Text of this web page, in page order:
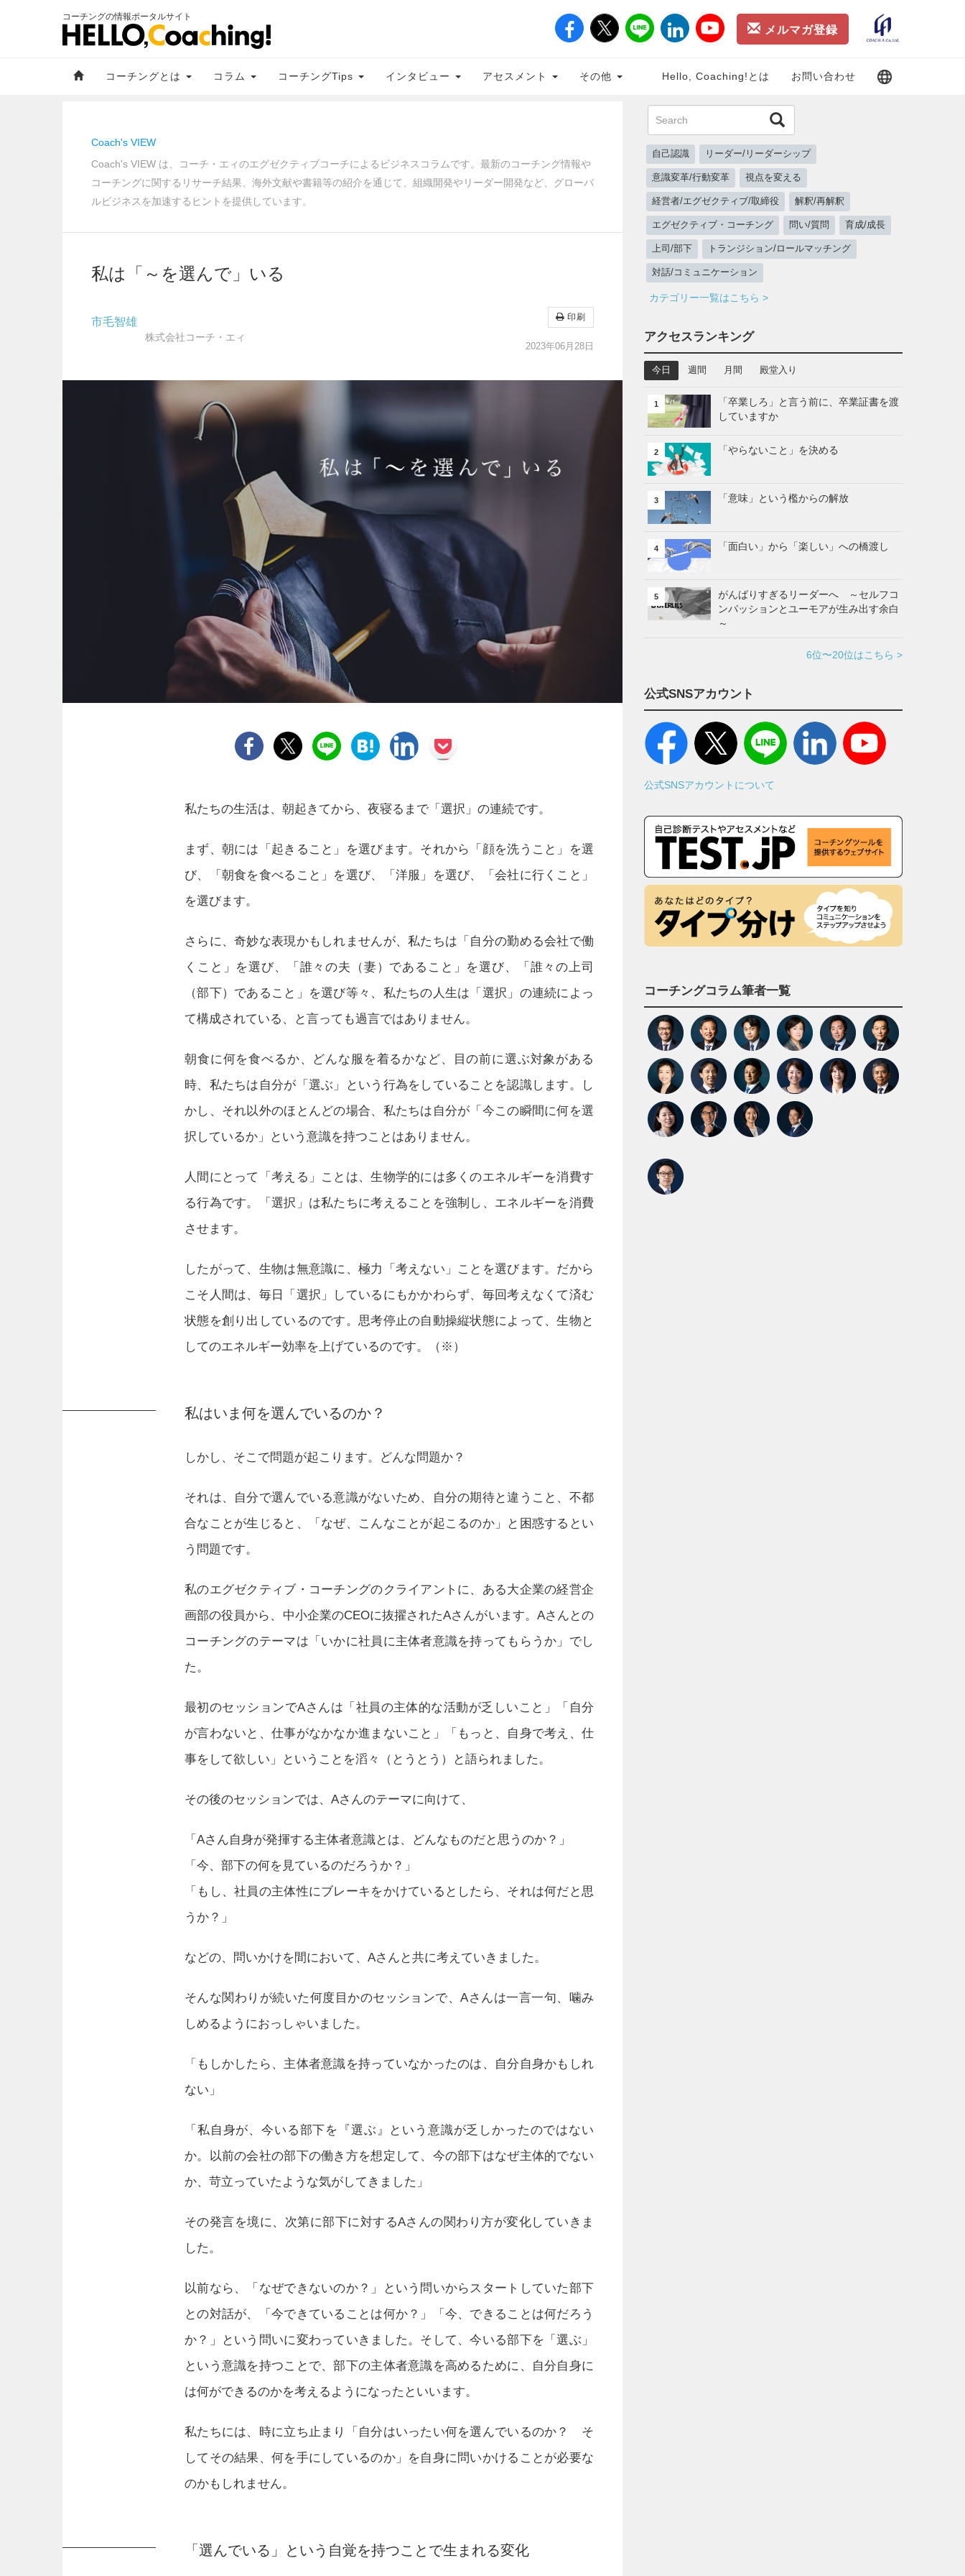
コーチングの情報ポータルサイト
メルマガ登録
コーチングとは コラム コーチングTips インタビュー アセスメント その他 Hello, Coaching!とは お問い合わせ
Coach's VIEW
Coach's VIEW は、コーチ・エィのエグゼクティブコーチによるビジネスコラムです。最新のコーチング情報や
コーチングに関するリサーチ結果、海外文献や書籍等の紹介を通じて、組織開発やリーダー開発など、グローバ
ルビジネスを加速するヒントを提供しています。
私は「～を選んで」いる
市毛智雄
株式会社コーチ・エィ
印刷
2023年06月28日
私たちの生活は、朝起きてから、夜寝るまで「選択」の連続です。
まず、朝には「起きること」を選びます。それから「顔を洗うこと」を選
び、「朝食を食べること」を選び、「洋服」を選び、「会社に行くこと」
を選びます。
さらに、奇妙な表現かもしれませんが、私たちは「自分の勤める会社で働
くこと」を選び、「誰々の夫（妻）であること」を選び、「誰々の上司
（部下）であること」を選び等々、私たちの人生は「選択」の連続によっ
て構成されている、と言っても過言ではありません。
朝食に何を食べるか、どんな服を着るかなど、目の前に選ぶ対象がある
時、私たちは自分が「選ぶ」という行為をしていることを認識します。し
かし、それ以外のほとんどの場合、私たちは自分が「今この瞬間に何を選
択しているか」という意識を持つことはありません。
人間にとって「考える」ことは、生物学的には多くのエネルギーを消費す
る行為です。「選択」は私たちに考えることを強制し、エネルギーを消費
させます。
したがって、生物は無意識に、極力「考えない」ことを選びます。だから
こそ人間は、毎日「選択」しているにもかかわらず、毎回考えなくて済む
状態を創り出しているのです。思考停止の自動操縦状態によって、生物と
してのエネルギー効率を上げているのです。（※）
私はいま何を選んでいるのか？
しかし、そこで問題が起こります。どんな問題か？
それは、自分で選んでいる意識がないため、自分の期待と違うこと、不都
合なことが生じると、「なぜ、こんなことが起こるのか」と困惑するとい
う問題です。
私のエグゼクティブ・コーチングのクライアントに、ある大企業の経営企
画部の役員から、中小企業のCEOに抜擢されたAさんがいます。Aさんとの
コーチングのテーマは「いかに社員に主体者意識を持ってもらうか」でし
た。
最初のセッションでAさんは「社員の主体的な活動が乏しいこと」「自分
が言わないと、仕事がなかなか進まないこと」「もっと、自身で考え、仕
事をして欲しい」ということを滔々（とうとう）と語られました。
その後のセッションでは、Aさんのテーマに向けて、
「Aさん自身が発揮する主体者意識とは、どんなものだと思うのか？」
「今、部下の何を見ているのだろうか？」
「もし、社員の主体性にブレーキをかけているとしたら、それは何だと思
うか？」
などの、問いかけを間において、Aさんと共に考えていきました。
そんな関わりが続いた何度目かのセッションで、Aさんは一言一句、噛み
しめるようにおっしゃいました。
「もしかしたら、主体者意識を持っていなかったのは、自分自身かもしれ
ない」
「私自身が、今いる部下を『選ぶ』という意識が乏しかったのではない
か。以前の会社の部下の働き方を想定して、今の部下はなぜ主体的でない
か、苛立っていたような気がしてきました」
その発言を境に、次第に部下に対するAさんの関わり方が変化していきま
した。
以前なら、「なぜできないのか？」という問いからスタートしていた部下
との対話が、「今できていることは何か？」「今、できることは何だろう
か？」という問いに変わっていきました。そして、今いる部下を「選ぶ」
という意識を持つことで、部下の主体者意識を高めるために、自分自身に
は何ができるのかを考えるようになったといいます。
私たちには、時に立ち止まり「自分はいったい何を選んでいるのか？ そ
してその結果、何を手にしているのか」を自身に問いかけることが必要な
のかもしれません。
「選んでいる」という自覚を持つことで生まれる変化
自己認識 リーダー/リーダーシップ
意識変革/行動変革 視点を変える
経営者/エグゼクティブ/取締役 解釈/再解釈
エグゼクティブ・コーチング 問い/質問 育成/成長
上司/部下 トランジション/ロールマッチング
対話/コミュニケーション
カテゴリー一覧はこちら >
アクセスランキング
今日 週間 月間 殿堂入り
1
「卒業しろ」と言う前に、卒業証書を渡
していますか
2 「やらないこと」を決める
3 「意味」という檻からの解放
4 「面白い」から「楽しい」への橋渡し
5
がんばりすぎるリーダーへ ～セルフコ
ンパッションとユーモアが生み出す余白
～
6位〜20位はこちら >
公式SNSアカウント
公式SNSアカウントについて
コーチングコラム筆者一覧